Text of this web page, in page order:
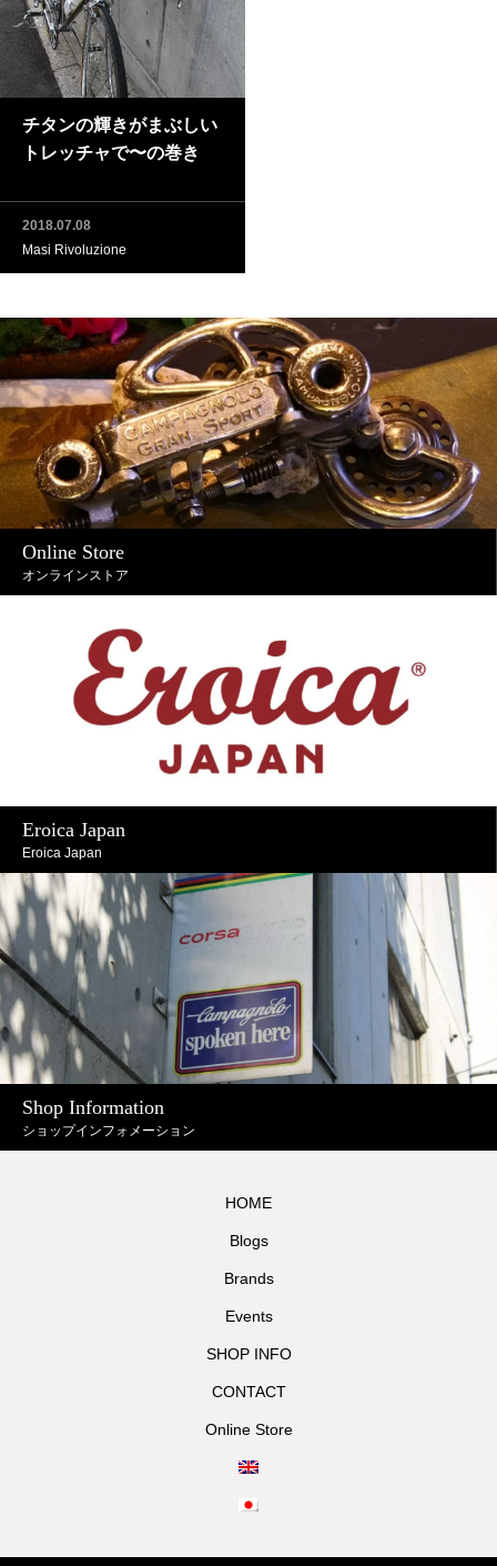
チタンの輝きがまぶしい
トレッチャで〜の巻き
2018.07.08
Masi Rivoluzione
Online Store
オンラインストア
Eroica Japan
Eroica Japan
Shop Information
ショップインフォメーション
HOME
Blogs
Brands
Events
SHOP INFO
CONTACT
Online Store